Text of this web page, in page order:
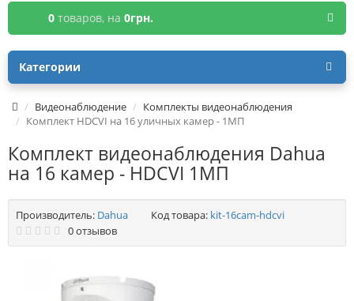
0 товаров, на 0грн.
Категории
Видеонаблюдение
Комплекты видеонаблюдения
Комплект HDCVI на 16 уличных камер - 1МП
Комплект видеонаблюдения Dahua
на 16 камер - HDCVI 1МП
Производитель: Dahua Код товара: kit-16cam-hdcvi
0 отзывов